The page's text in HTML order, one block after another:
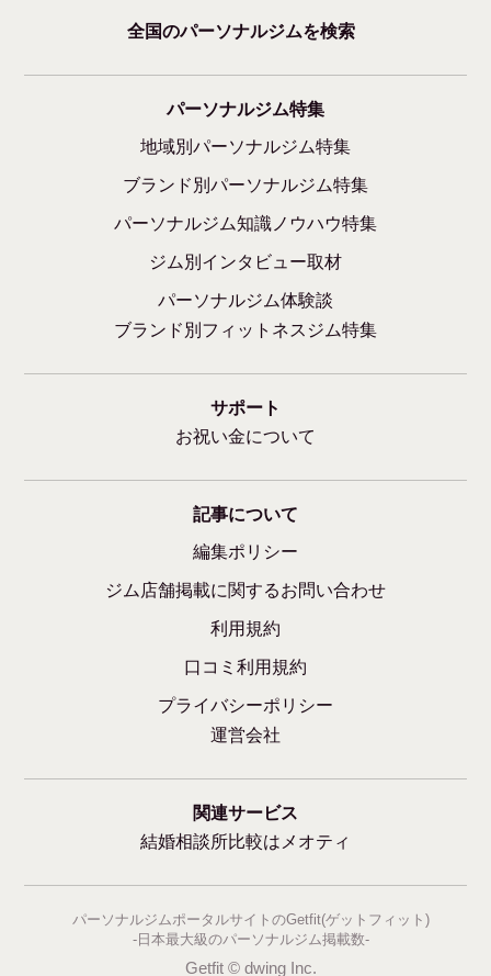
全国のパーソナルジムを検索
パーソナルジム特集
地域別パーソナルジム特集
ブランド別パーソナルジム特集
パーソナルジム知識ノウハウ特集
ジム別インタビュー取材
パーソナルジム体験談
ブランド別フィットネスジム特集
サポート
お祝い金について
記事について
編集ポリシー
ジム店舗掲載に関するお問い合わせ
利用規約
口コミ利用規約
プライバシーポリシー
運営会社
関連サービス
結婚相談所比較はメオティ
パーソナルジムポータルサイトのGetfit(ゲットフィット)
-日本最大級のパーソナルジム掲載数-
Getfit © dwing Inc.